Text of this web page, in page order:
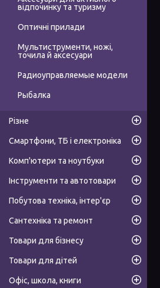
відпочинку та туризму
Оптичні прилади
Мультиструменти, ножі,
точила й аксесуари
Радиоуправляемые модели
Рыбалка
Різне
Смартфони, ТБ і електроніка
Комп'ютери та ноутбуки
Інструменти та автотовари
Побутова техніка, інтер'єр
Сантехніка та ремонт
Товари для бізнесу
Товари для дітей
Офіс, школа, книги